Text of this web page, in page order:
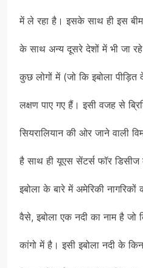
में ले रहा है। इसके साथ ही इस
के साथ अन्य दूसरे देशों में भी जा
कुछ लोगों में (जो कि इबोला
लक्षण पाए गए हैं। इसी वजह से
सियरालियान की ओर जाने वाली
है साथ ही यूएस सेंटर्स फॉर
इबोला के बारे में अमेरिकी नागरिकों
वैसे, इबोला एक नदी का नाम है जो
कांगो में है। इसी इबोला नदी के